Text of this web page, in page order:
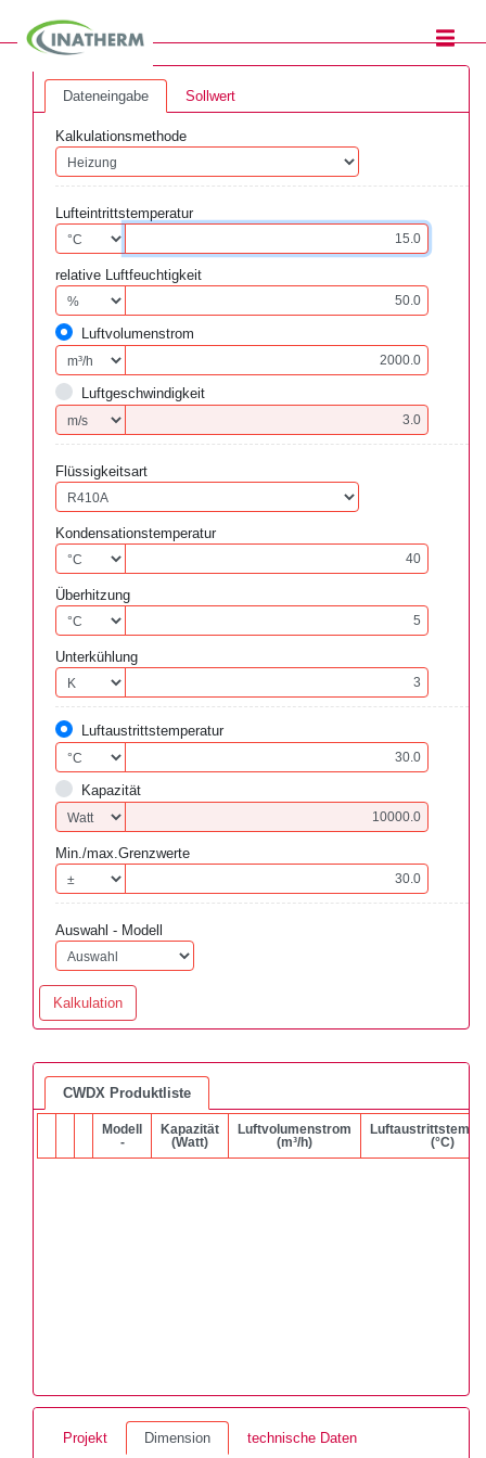
Dateneingabe Sollwert
Kalkulationsmethode
Lufteintrittstemperatur
relative Luftfeuchtigkeit
Luftvolumenstrom
Luftgeschwindigkeit
Flüssigkeitsart
Kondensationstemperatur
Überhitzung
Unterkühlung
Luftaustrittstemperatur
Kapazität
Min./max.Grenzwerte
Auswahl - Modell
Kalkulation
CWDX Produktliste
Modell
-
Kapazität
(Watt)
Luftvolumenstrom
(m³/h)
(°C)
Projekt Dimension technische Daten